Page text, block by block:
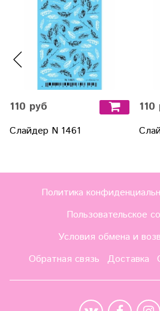
110 руб
Слайдер N 1461
110
Политика
Пользовательское
Условия обмена и
Обратная связь
Доставка